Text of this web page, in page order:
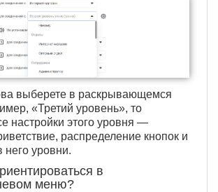
выберете в раскрывающемся
«Третий уровень», то
настройки этого уровня —
распределение кнопок и
уровни.
в
меню?